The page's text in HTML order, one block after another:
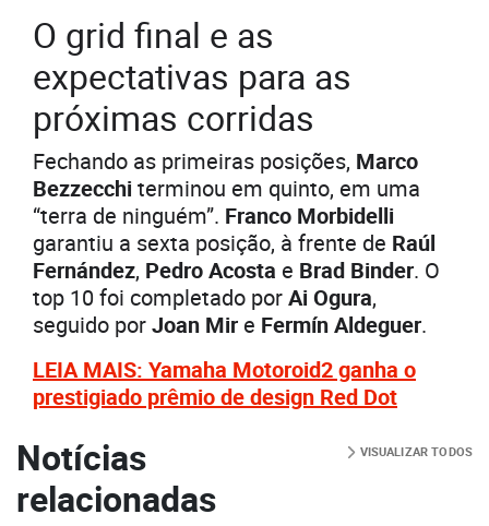
O grid final e as
expectativas para as
próximas corridas
Fechando as primeiras posições, Marco
Bezzecchi terminou em quinto, em uma
“terra de ninguém”. Franco Morbidelli
garantiu a sexta posição, à frente de Raúl
Fernández, Pedro Acosta e Brad Binder. O
top 10 foi completado porAi Ogura,
seguido porJoan Mir e Fermín Aldeguer.
LEIA MAIS: Yamaha Motoroid2 ganha o
prestigiado prêmio de design Red Dot
Notícias
relacionadas
VISUALIZAR TODOS